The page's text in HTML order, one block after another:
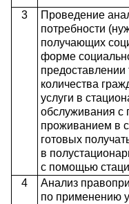
3
Проведение
потребности
получающих
форме
предоставлении
количества
услуги в
обслуживания с
проживанием в
готовых
в
с помощью
4
Анализ
по применению